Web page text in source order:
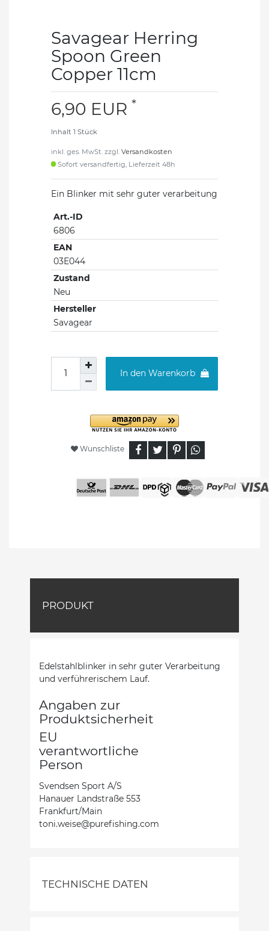
Savagear Herring
Spoon Green
Copper 11cm
6,90 EUR *
Inhalt 1 Stück
inkl. ges. MwSt. zzgl. Versandkosten
Sofort versandfertig, Lieferzeit 48h
Ein Blinker mit sehr guter verarbeitung
Art.-ID
6806
EAN
03E044
Zustand
Neu
Hersteller
Savagear
In den Warenkorb
Wunschliste
PRODUKT
Edelstahlblinker in sehr guter Verarbeitung
und verführerischem Lauf.
Angaben zur
Produktsicherheit
EU
verantwortliche
Person
Svendsen Sport A/S
Hanauer Landstraße 553
Frankfurt/Main
toni.weise@purefishing.com
TECHNISCHE DATEN